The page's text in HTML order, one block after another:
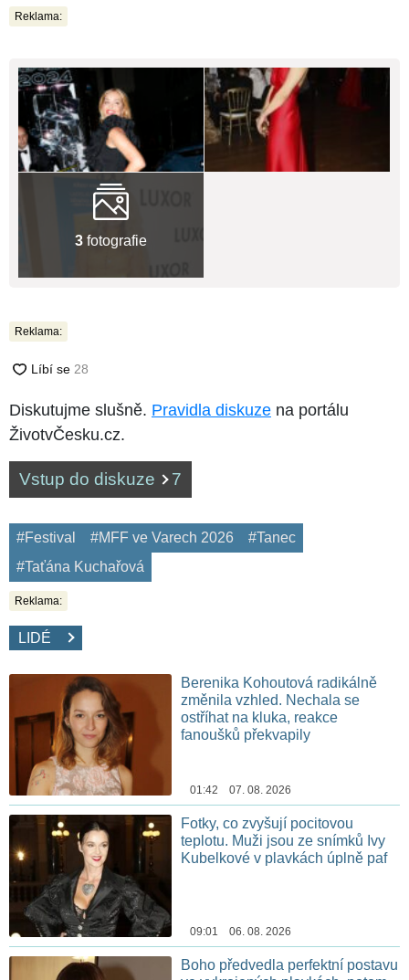
Reklama:
3 fotografie
Reklama:
Diskutujme slušně. Pravidla diskuze na portálu
ŽivotvČesku.cz.
Vstup do diskuze 7
#Festival #MFF ve Varech 2026
#Tanec
#Taťána Kuchařová
Reklama:
LIDÉ
Berenika Kohoutová radikálně
změnila vzhled. Nechala se
ostříhat na kluka, reakce
fanoušků překvapily
01:42 07. 08. 2026
Fotky, co zvyšují pocitovou
teplotu. Muži jsou ze snímků Ivy
Kubelkové v plavkách úplně paf
09:01 06. 08. 2026
Boho předvedla perfektní postavu